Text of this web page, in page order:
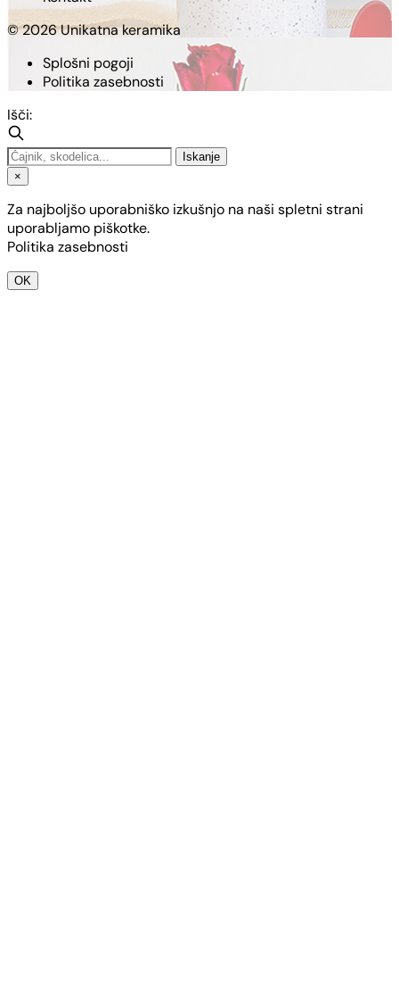
© 2026 Unikatna keramika
Splošni pogoji
Politika zasebnosti
Išči:
Iskanje
×
Za najboljšo uporabniško izkušnjo na naši spletni strani
uporabljamo piškotke.
Politika zasebnosti
OK